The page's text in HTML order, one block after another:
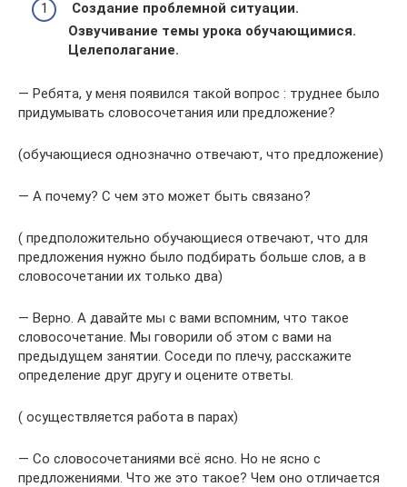
Создание проблемной ситуации.
Озвучивание темы урока обучающимися.
Целеполагание.
— Ребята, у меня появился такой вопрос : труднее было
придумывать словосочетания или предложение?
(обучающиеся однозначно отвечают, что предложение)
— А почему? С чем это может быть связано?
( предположительно обучающиеся отвечают, что для
предложения нужно было подбирать больше слов, а в
словосочетании их только два)
— Верно. А давайте мы с вами вспомним, что такое
словосочетание. Мы говорили об этом с вами на
предыдущем занятии. Соседи по плечу, расскажите
определение друг другу и оцените ответы.
( осуществляется работа в парах)
— Со словосочетаниями всё ясно. Но не ясно с
предложениями. Что же это такое? Чем оно отличается